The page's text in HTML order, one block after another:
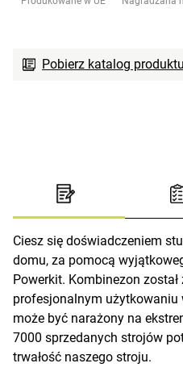
Pobierz katalog produktu
Ciesz się doświadczeniem
domu, za pomocą
Powerkit. Kombinezon
profesjonalnym użytkowaniu
może być narażony na
7000 sprzedanych strojów
trwałość naszego stroju.